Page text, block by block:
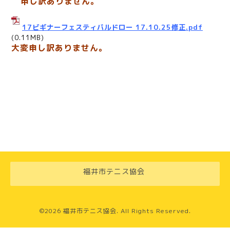
17ビギナーフェスティバルドロー 17.10.25修正.pdf
(0.11MB)
大変申し訳ありません。
福井市テニス協会
©2026 福井市テニス協会. All Rights Reserved.